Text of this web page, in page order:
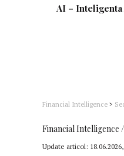
AI –
Financial Intelligence >
Financial Intelligence
Update articol: